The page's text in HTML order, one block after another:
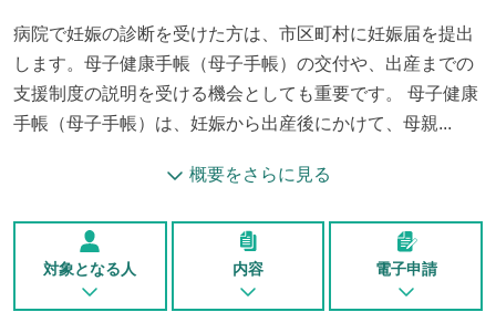
病院で妊娠の診断を受けた方は、市区町村に妊娠届を提出
します。母子健康手帳（母子手帳）の交付や、出産までの
支援制度の説明を受ける機会としても重要です。 母子健康
手帳（母子手帳）は、妊娠から出産後にかけて、母親...
概要をさらに見る
対象となる人 内容 電子申請